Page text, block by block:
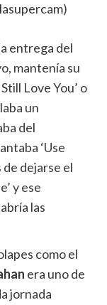
entrega del
mantenía su
Love You’ o
un
del
‘Use
dejarse el
y ese
las
como el
era uno de
jornada